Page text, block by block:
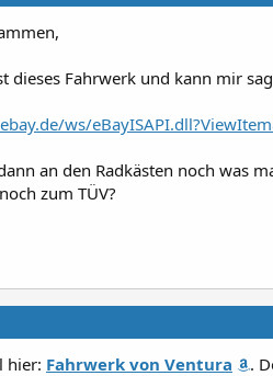
dieses Fahrwerk und kann mir
ws/
an den Radkästen noch was
zum TÜV?
hier: Fahrwerk von Ventura .